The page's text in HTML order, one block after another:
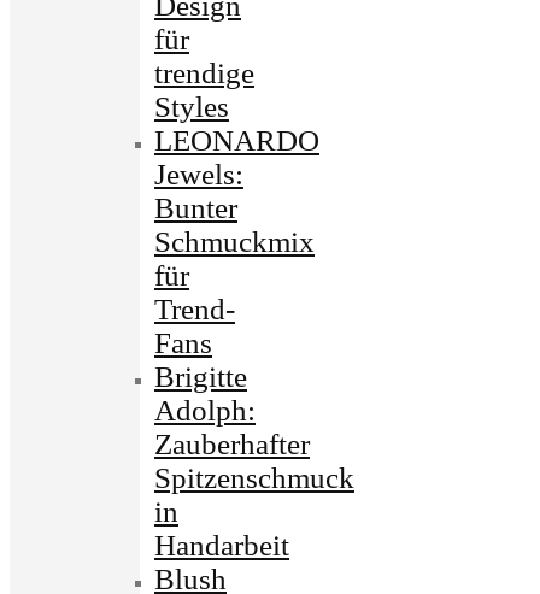
für
trendige
Styles
LEONARDO
Jewels:
Bunter
Schmuckmix
für
Trend-
Fans
Brigitte
Adolph:
Zauberhafter
Spitzenschmuck
in
Handarbeit
Blush